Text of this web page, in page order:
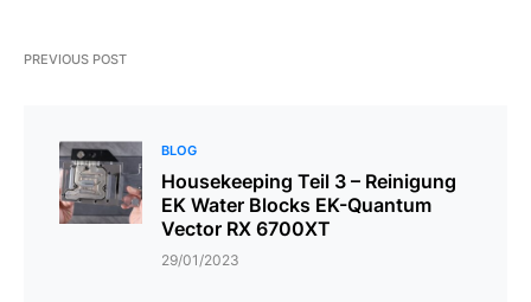
PREVIOUS POST
BLOG
Housekeeping Teil 3 – Reinigung
EK Water Blocks EK-Quantum
Vector RX 6700XT
29/01/2023